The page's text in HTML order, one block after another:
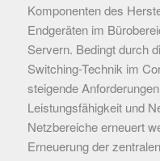
Komponenten des
Endgeräten im
Servern. Bedingt durch
Switching-Technik im
steigende
Leistungsfähigkeit und
Netzbereiche erneuert
Erneuerung der